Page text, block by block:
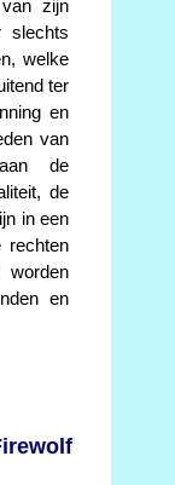
zijn
slechts
welke
ter
en
van
de
de
in een
rechten
worden
en